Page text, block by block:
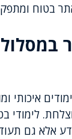
בטוח
איכותי
לימודי
אלא גם